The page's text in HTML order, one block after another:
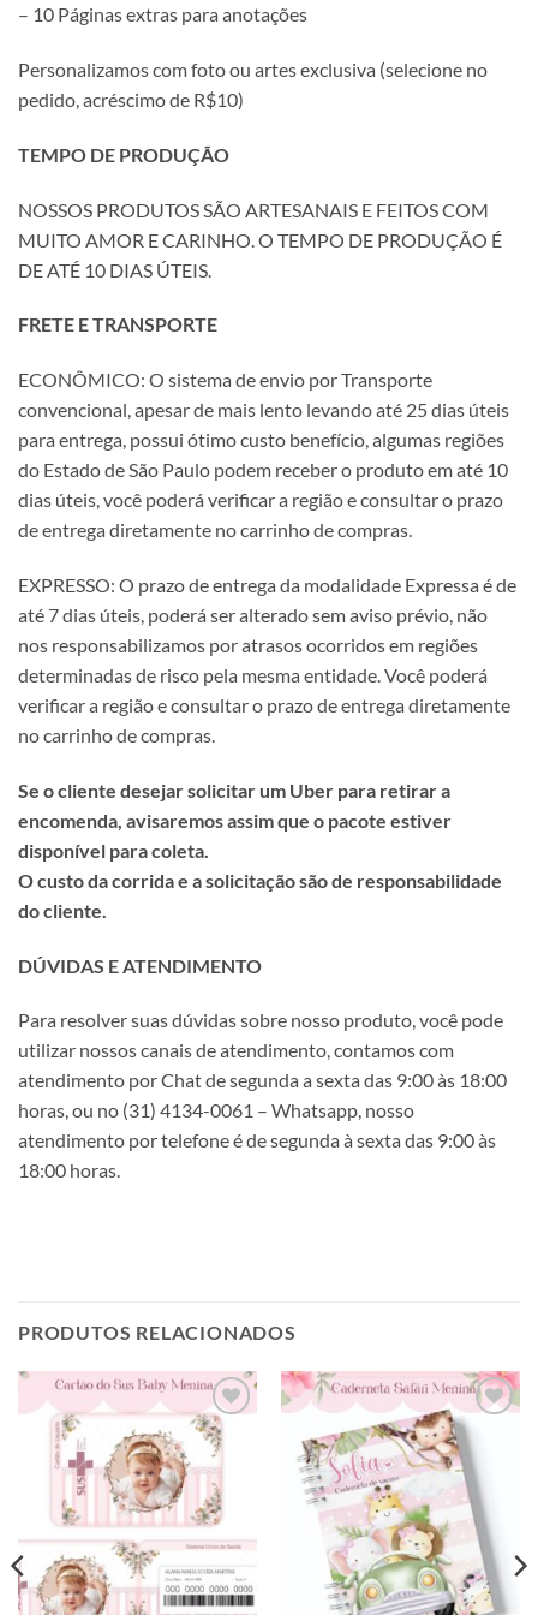
– 10 Páginas extras para anotações
Personalizamos com foto ou artes exclusiva (selecione no
pedido, acréscimo de R$10)
TEMPO DE PRODUÇÃO
NOSSOS PRODUTOS SÃO ARTESANAIS E FEITOS COM
MUITO AMOR E CARINHO. O TEMPO DE PRODUÇÃO É
DE ATÉ 10 DIAS ÚTEIS.
FRETE E TRANSPORTE
ECONÔMICO: O sistema de envio por Transporte
convencional, apesar de mais lento levando até 25 dias úteis
para entrega, possui ótimo custo benefício, algumas regiões
do Estado de São Paulo podem receber o produto em até 10
dias úteis, você poderá verificar a região e consultar o prazo
de entrega diretamente no carrinho de compras.
EXPRESSO: O prazo de entrega da modalidade Expressa é de
até 7 dias úteis, poderá ser alterado sem aviso prévio, não
nos responsabilizamos por atrasos ocorridos em regiões
determinadas de risco pela mesma entidade. Você poderá
verificar a região e consultar o prazo de entrega diretamente
no carrinho de compras.
Se o cliente desejar solicitar um Uber para retirar a
encomenda, avisaremos assim que o pacote estiver
disponível para coleta.
O custo da corrida e a solicitação são de responsabilidade
do cliente.
DÚVIDAS E ATENDIMENTO
Para resolver suas dúvidas sobre nosso produto, você pode
utilizar nossos canais de atendimento, contamos com
atendimento por Chat de segunda a sexta das 9:00 às 18:00
horas, ou no (31) 4134-0061 – Whatsapp, nosso
atendimento por telefone é de segunda à sexta das 9:00 às
18:00 horas.
PRODUTOS RELACIONADOS
Adicionar
a lista de
desejos
Adicionar
a lista de
desejos